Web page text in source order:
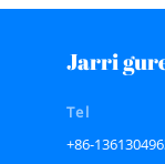
Jarri
Tel
+86-